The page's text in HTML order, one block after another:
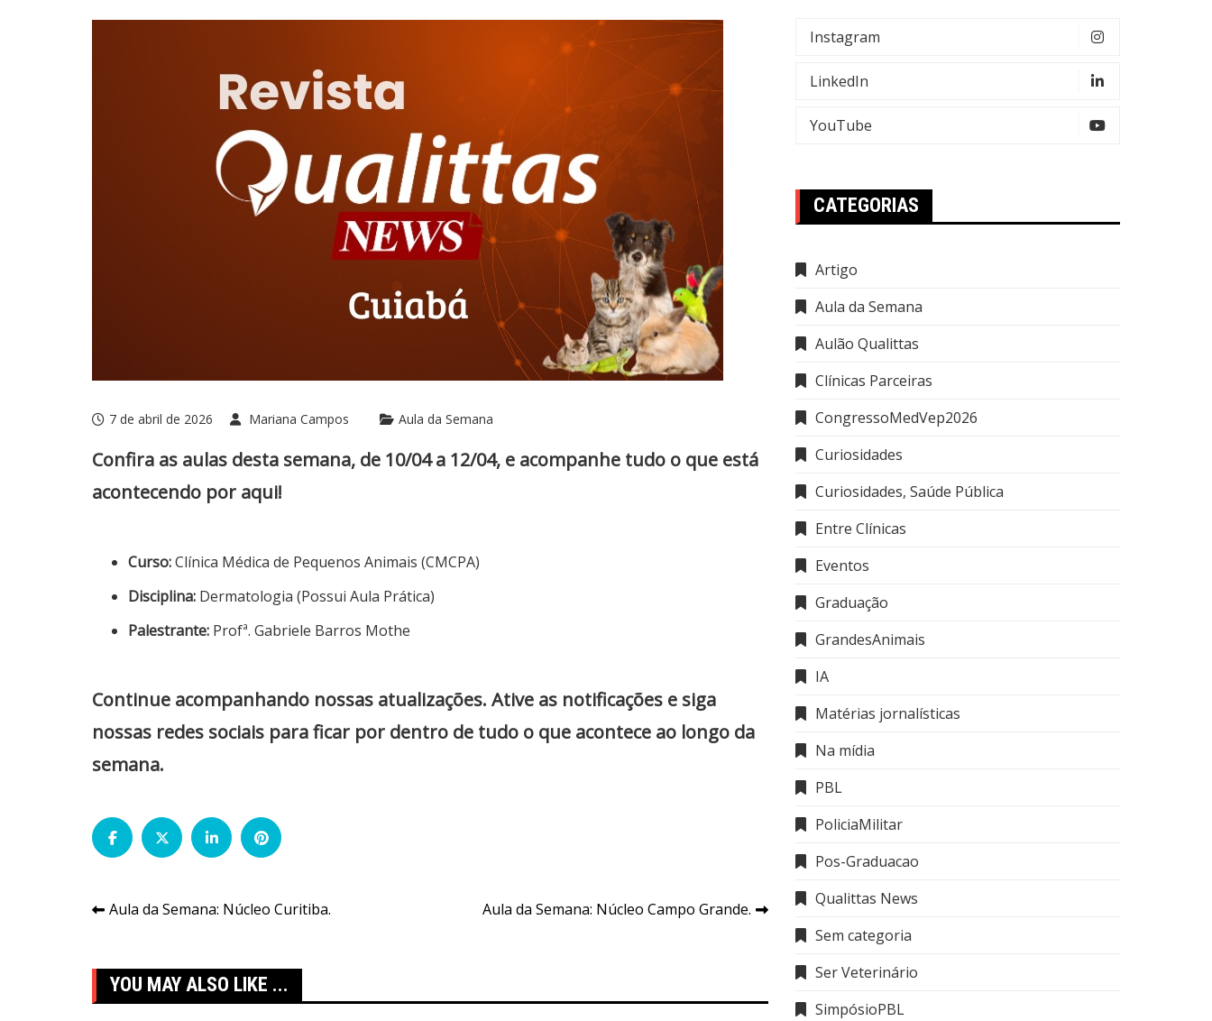
7 de abril de 2026 Mariana Campos Aula da Semana
Confira as aulas desta semana, de 10/04 a 12/04, e acompanhe tudo o que está
acontecendo por aqui!
Curso:Clínica Médica de Pequenos Animais (CMCPA)
Disciplina: Dermatologia (Possui Aula Prática)
Palestrante: Profª. Gabriele Barros Mothe
Continue acompanhando nossas atualizações. Ative as notificações e siga
nossas redes sociais para ficar por dentro de tudo o que acontece ao longo da
semana.
Navegação
Post
Aula da Semana: Núcleo Curitiba. Aula da Semana: Núcleo Campo Grande.
YOU MAY ALSO LIKE ...
Instagram
LinkedIn
YouTube
CATEGORIAS
Artigo
Aula da Semana
Aulão Qualittas
Clínicas Parceiras
CongressoMedVep2026
Curiosidades
Curiosidades, Saúde Pública
Entre Clínicas
Eventos
Graduação
GrandesAnimais
IA
Matérias jornalísticas
Na mídia
PBL
PoliciaMilitar
Pos-Graduacao
Qualittas News
Sem categoria
Ser Veterinário
SimpósioPBL